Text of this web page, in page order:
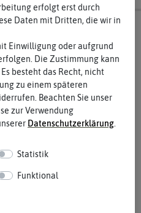
erfolgt erst durch
Daten mit Dritten, die wir in
Einwilligung oder aufgrund
Die Zustimmung kann
besteht das Recht, nicht
zu einem späteren
Beachten Sie unser
zur Verwendung
Daten­schutz­erklärung
Statistik
Funktional